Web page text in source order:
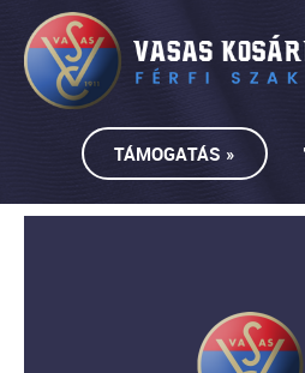
TÁMOGATÁS »